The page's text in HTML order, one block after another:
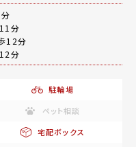
分
12分
分
駐輪場
ペット相談
宅配ボックス